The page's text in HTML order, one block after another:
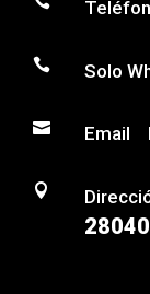
 Solo
 Email
